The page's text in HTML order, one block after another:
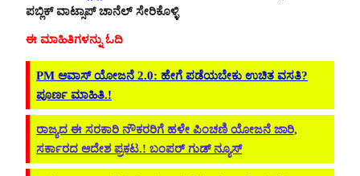
ಪಬ್ಲಿಕ್ ವಾಟ್ಸಾಪ್ ಚಾನೆಲ್ ಸೇರಿಕೊಳ್ಳಿ
ಈ ಮಾಹಿತಿಗಳನ್ನು ಓದಿ
PM ಆವಾಸ್ ಯೋಜನೆ 2.0: ಹೇಗೆ ಪಡೆಯಬೇಕು ಉಚಿತ ವಸತಿ?
ಪೂರ್ಣ ಮಾಹಿತಿ.!
ರಾಜ್ಯದ ಈ ಸರಕಾರಿ ನೌಕರರಿಗೆ ಹಳೇ ಪಿಂಚಣಿ ಯೋಜನೆ ಜಾರಿ,
ಸರ್ಕಾರದ ಆದೇಶ ಪ್ರಕಟ.! ಬಂಪರ್ ಗುಡ್ ನ್ಯೂಸ್